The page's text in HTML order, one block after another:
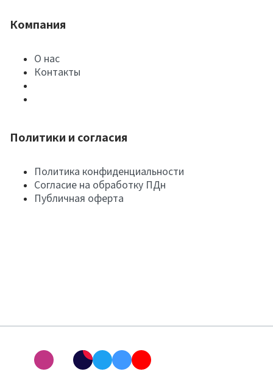
Компания
О нас
Контакты
Политики и согласия
Политика конфиденциальности
Согласие на обработку ПДн
Публичная оферта